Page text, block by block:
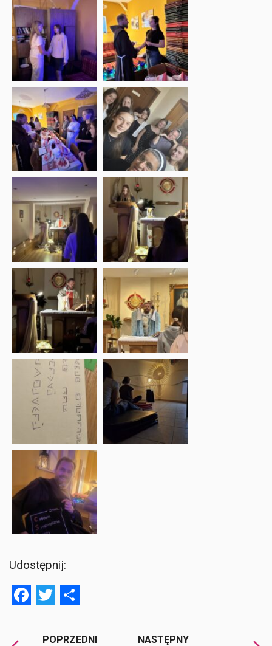
Udostępnij:
Facebook
Twitter
POPRZEDNI
NASTĘPNY